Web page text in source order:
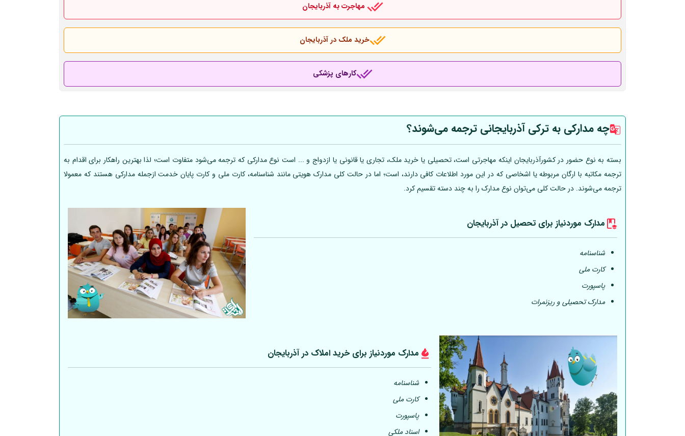
مهاجرت به آذربایجان
خرید ملک در آذربایجان
کارهای پزشکی
چه مدارکی به ترکی آذربایجانی ترجمه می‌شوند؟
بسته به نوع حضور در کشورآذربایجان اینکه مهاجرتی است، تحصیلی یا خرید ملک، تجاری یا قانونی یا ازدواج و ... است نوع مدارکی که ترجمه می‌شود متفاوت است؛ لذا بهترین راهکار برای اقدام به
ترجمه مکاتبه با ارگان مربوطه یا اشخاصی که در این مورد اطلاعات کافی دارند، است؛ اما در حالت کلی مدارک هویتی مانند شناسنامه، کارت ملی و کارت پایان خدمت ازجمله مدارکی هستند که معمولا
ترجمه می‌شوند. در حالت کلی می‌توان نوع مدارک را به چند دسته تقسیم کرد.
مدارک موردنیاز برای تحصیل در آذربایجان
شناسنامه
کارت ملی
پاسپورت
مدارک تحصیلی و ریزنمرات
مدارک موردنیاز برای خرید املاک در آذربایجان
شناسنامه
کارت ملی
پاسپورت
اسناد ملکی